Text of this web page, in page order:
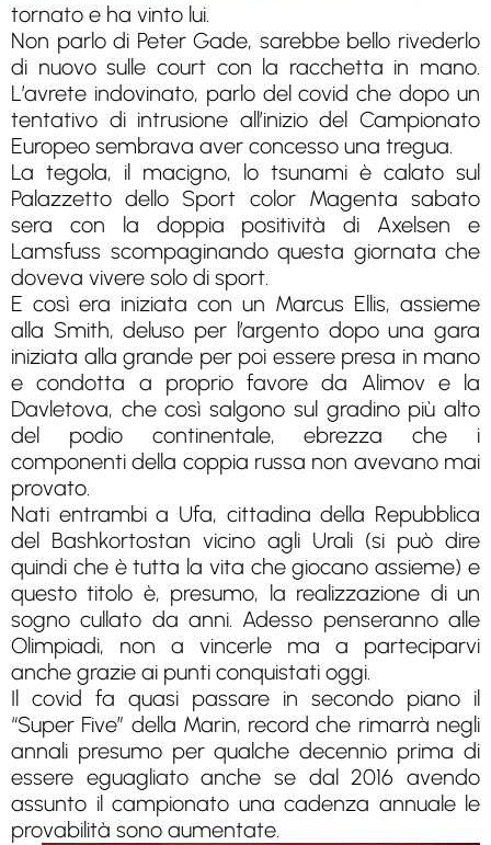
tornato e ha vinto lui.
Non parlo di Peter Gade, sarebbe bello rivederlo
di nuovo sulle court con la racchetta in mano.
L’avrete indovinato, parlo del covid che dopo un
tentativo di intrusione all’inizio del Campionato
Europeo sembrava aver concesso una tregua.
La tegola, il macigno, lo tsunami è calato sul
Palazzetto dello Sport color Magenta sabato
sera con la doppia positività di Axelsen e
Lamsfuss scompaginando questa giornata che
doveva vivere solo di sport.
E così era iniziata con un Marcus Ellis, assieme
alla Smith, deluso per l’argento dopo una gara
iniziata alla grande per poi essere presa in mano
e condotta a proprio favore da Alimov e la
Davletova, che così salgono sul gradino più alto
del podio continentale, ebrezza che i
componenti della coppia russa non avevano mai
provato.
Nati entrambi a Ufa, cittadina della Repubblica
del Bashkortostan vicino agli Urali (si può dire
quindi che è tutta la vita che giocano assieme) e
questo titolo è, presumo, la realizzazione di un
sogno cullato da anni. Adesso penseranno alle
Olimpiadi, non a vincerle ma a parteciparvi
anche grazie ai punti conquistati oggi.
Il covid fa quasi passare in secondo piano il
“Super Five” della Marin, record che rimarrà negli
annali presumo per qualche decennio prima di
essere eguagliato anche se dal 2016 avendo
assunto il campionato una cadenza annuale le
provabilità sono aumentate.